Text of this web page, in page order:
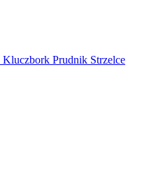
Kluczbork Prudnik Strzelce